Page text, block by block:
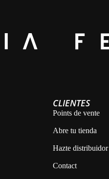
CLIENTES
Points de vente
Abre tu tienda
Hazte distribuidor
Contact